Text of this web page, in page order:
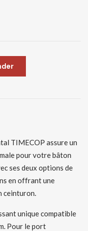
TIMECOP assure un
pour votre bâton
ses deux options de
en offrant une
ceinturon.
unique compatible
Pour le port